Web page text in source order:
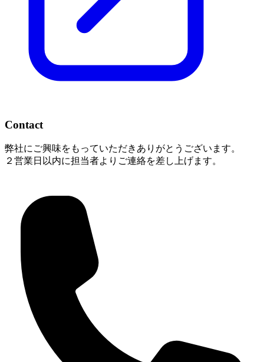
Contact
弊社にご興味をもっていただきありがとうございます。
２営業日以内に担当者よりご連絡を差し上げます。